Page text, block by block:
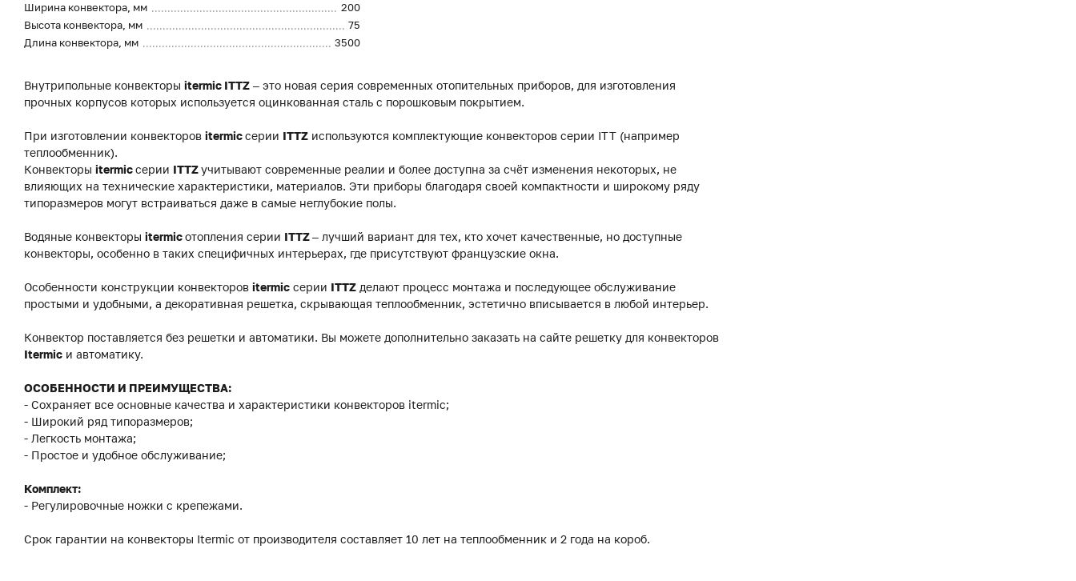
Ширина конвектора, мм
200
Высота конвектора, мм
75
Длина конвектора, мм
3500
Внутрипольные конвекторы itermic ITTZ – это новая серия современных отопительных приборов, для изготовления
прочных корпусов которых используется оцинкованная сталь с порошковым покрытием.
При изготовлении конвекторов itermicсерии ITTZ используются комплектующие конвекторов серии ITT (например
теплообменник).
Конвекторы itermicсерии ITTZучитывают современные реалии и более доступна за счёт изменения некоторых, не
влияющих на технические характеристики, материалов. Эти приборы благодаря своей компактности и широкому ряду
типоразмеров могут встраиваться даже в самые неглубокие полы.
Водяные конвекторы itermicотопления серии ITTZ– лучший вариант для тех, кто хочет качественные, но доступные
конвекторы, особенно в таких специфичных интерьерах, где присутствуют французские окна.
Особенности конструкции конвекторов itermic серии ITTZ делают процесс монтажа и последующее обслуживание
простыми и удобными, а декоративная решетка, скрывающая теплообменник, эстетично вписывается в любой интерьер.
Конвектор поставляется без решетки и автоматики. Вы можете дополнительно заказать на сайте решетку для конвекторов
Itermic и автоматику.
ОСОБЕННОСТИ И ПРЕИМУЩЕСТВА:
- Сохраняет все основные качества и характеристики конвекторов itermic;
- Широкий ряд типоразмеров;
- Легкость монтажа;
- Простое и удобное обслуживание;
Комплект:
- Регулировочные ножки с крепежами.
Срок гарантии на конвекторы Itermic от производителя составляет 10 лет на теплообменник и 2 года на короб.